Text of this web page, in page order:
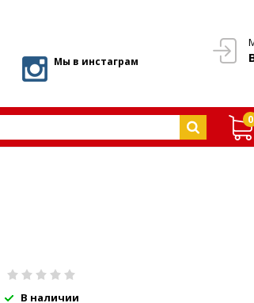
Мы в инстаграм
0
В наличии